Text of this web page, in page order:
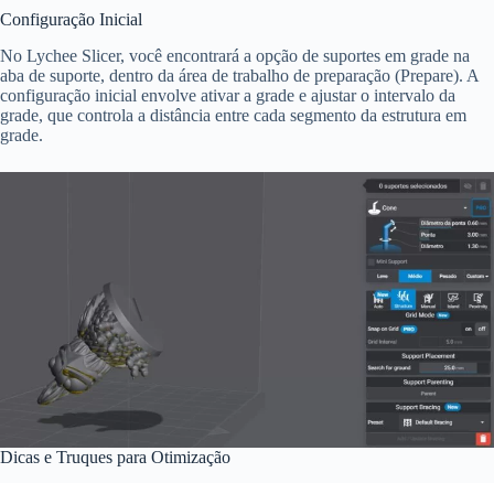
Configuração Inicial
No Lychee Slicer, você encontrará a opção de suportes em grade na
aba de suporte, dentro da área de trabalho de preparação (Prepare). A
configuração inicial envolve ativar a grade e ajustar o intervalo da
grade, que controla a distância entre cada segmento da estrutura em
grade.
Dicas e Truques para Otimização